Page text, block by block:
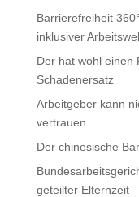
v
e
:
Barrierefreiheit
inklusiver
Der hat wohl
Schadenersatz
Arbeitgeber kann
vertrauen
Der chinesische
geteilter Elternzeit